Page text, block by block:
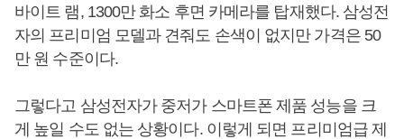
바이트 램, 1300만 화소 후면 카메라를 탑재했다. 삼성전
자의 프리미엄 모델과 견줘도 손색이 없지만 가격은 50
만 원 수준이다.
그렇다고 삼성전자가 중저가 스마트폰 제품 성능을 크
게 높일 수도 없는 상황이다. 이렇게 되면 프리미엄급 제